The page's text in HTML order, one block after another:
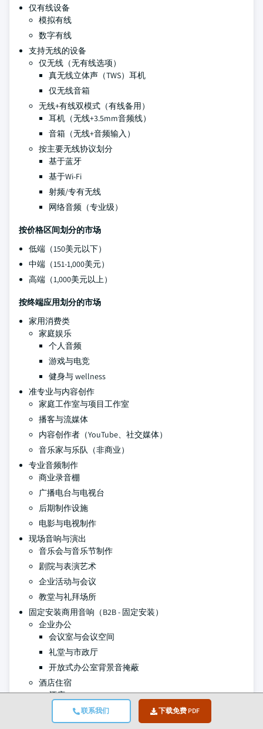
联系我们 下载免费 PDF
仅有线设备
模拟有线
数字有线
支持无线的设备
仅无线（无有线选项）
真无线立体声（TWS）耳机
仅无线音箱
无线+有线双模式（有线备用）
耳机（无线+3.5mm音频线）
音箱（无线+音频输入）
按主要无线协议划分
基于蓝牙
基于Wi-Fi
射频/专有无线
网络音频（专业级）
按价格区间划分的市场
低端（150美元以下）
中端（151-1,000美元）
高端（1,000美元以上）
按终端应用划分的市场
家用消费类
家庭娱乐
个人音频
游戏与电竞
健身与 wellness
准专业与内容创作
家庭工作室与项目工作室
播客与流媒体
内容创作者（YouTube、社交媒体）
音乐家与乐队（非商业）
专业音频制作
商业录音棚
广播电台与电视台
后期制作设施
电影与电视制作
现场音响与演出
音乐会与音乐节制作
剧院与表演艺术
企业活动与会议
教堂与礼拜场所
固定安装商用音响（B2B - 固定安装）
企业办公
会议室与会议空间
礼堂与市政厅
开放式办公室背景音掩蔽
酒店住宿
酒店
餐厅与酒吧
零售业